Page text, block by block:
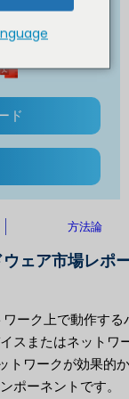
ド
方法論
ェア市場レポ
ーク上で動作する
スまたはネットワ
トワークが効果的
ポーネントです。